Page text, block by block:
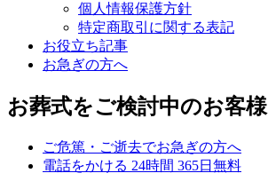
個人情報保護方針
特定商取引に関する表記
お役立ち記事
お急ぎの方へ
お葬式をご検討中のお客様
ご危篤・ご逝去でお急ぎの方へ
電話をかける 24時間 365日無料